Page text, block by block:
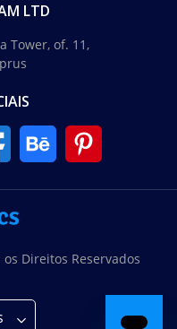
LTD
Tower, of. 11,
Direitos Reservados